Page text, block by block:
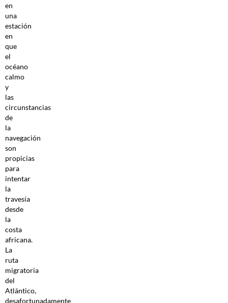
en
una
estación
en
que
el
océano
calmo
y
las
circunstancias
de
la
navegación
son
propicias
para
intentar
la
travesía
desde
la
costa
africana.
La
ruta
migratoria
del
Atlántico,
desafortunadamente